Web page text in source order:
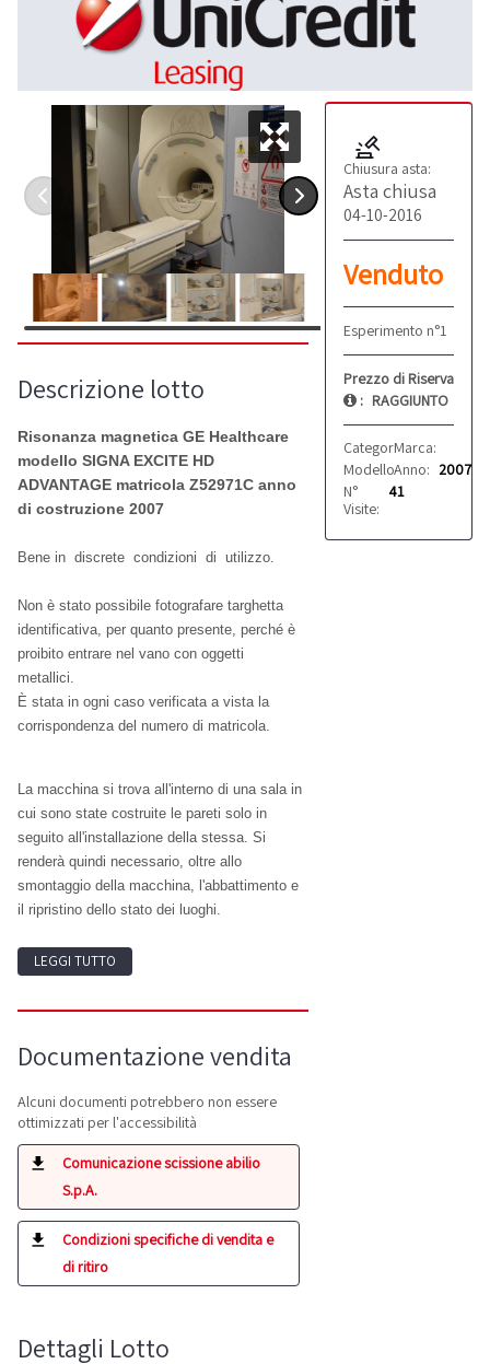
Chiusura asta:
Asta chiusa
04-10-2016
Venduto
Esperimento n°1
Prezzo di Riserva
: RAGGIUNTO
Categoria:Marca:
Modello: SIGNA
Anno: 2007
N°
Visite:
41
Descrizione lotto
Risonanza magnetica GE Healthcare
modello SIGNA EXCITE HD
ADVANTAGE matricola Z52971C anno
di costruzione 2007
Bene in discrete condizioni di utilizzo.
Non è stato possibile fotografare targhetta
identificativa, per quanto presente, perché è
proibito entrare nel vano con oggetti
metallici.
È stata in ogni caso verificata a vista la
corrispondenza del numero di matricola.
La macchina si trova all'interno di una sala in
cui sono state costruite le pareti solo in
seguito all'installazione della stessa. Si
renderà quindi necessario, oltre allo
smontaggio della macchina, l'abbattimento e
il ripristino dello stato dei luoghi.
LEGGI TUTTO
Documentazione vendita
Alcuni documenti potrebbero non essere
ottimizzati per l'accessibilità
Comunicazione scissione abilio
S.p.A.
Condizioni specifiche di vendita e
di ritiro
Dettagli Lotto